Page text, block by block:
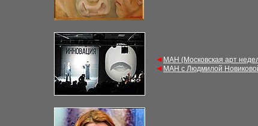
◄ МАН (Московская арт
◄ МАН с Людмилой